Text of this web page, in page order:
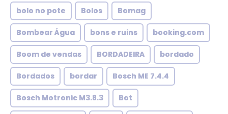
bolo no pote Bolos Bomag
Bombear Água bons e ruins booking.com
Boom de vendas BORDADEIRA bordado
Bordados bordar Bosch ME 7.4.4
Bosch Motronic M3.8.3 Bot